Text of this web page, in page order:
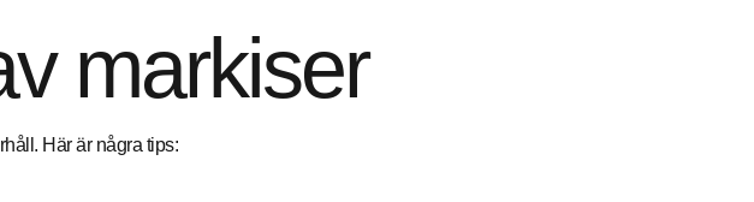
markiser
Här är några tips: